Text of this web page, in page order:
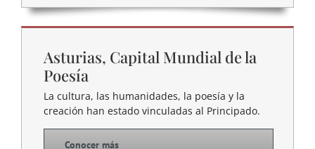
Asturias, Capital Mundial de la
Poesía
La cultura, las humanidades, la poesía y la
creación han estado vinculadas al Principado.
Conocer más